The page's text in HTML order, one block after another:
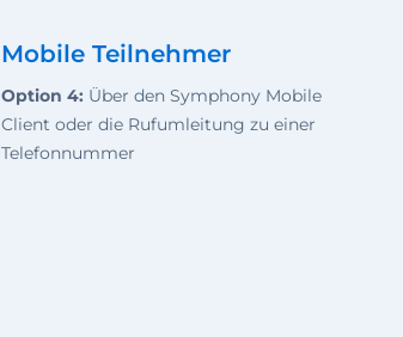
Mobile Teilnehmer
Option 4: Über den Symphony Mobile
Client oder die Rufumleitung zu einer
Telefonnummer